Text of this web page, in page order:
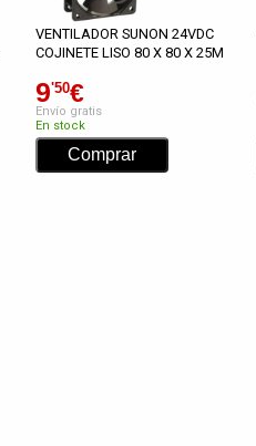
VENTILADOR SUNON 24VDC
COJINETE LISO 80 X 80 X 25M
9'50€
Envío gratis
En stock